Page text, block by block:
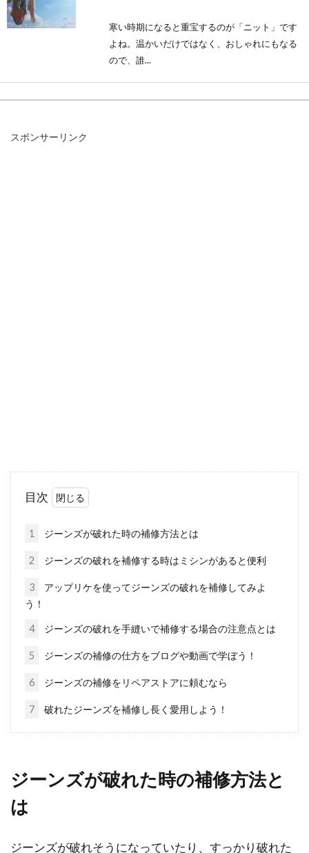
寒い時期になると重宝するのが「ニット」です
よね。温かいだけではなく、おしゃれにもなる
ので、誰...
パーカーを自分流にアレンジしよ
ウターです。世界的な有名ブランドも含め、製
スポンサーリンク
目次
1 ジーンズが破れた時の補修方法とは
2 ジーンズの破れを補修する時はミシンがあると便利
3
アップリケを使ってジーンズの破れを補修してみよ
う！
4 ジーンズの破れを手縫いで補修する場合の注意点とは
5 ジーンズの補修の仕方をブログや動画で学ぼう！
6 ジーンズの補修をリペアストアに頼むなら
7 破れたジーンズを補修し長く愛用しよう！
ジーンズが破れた時の補修方法と
は
ジーンズが破れそうになっていたり、すっかり破れた